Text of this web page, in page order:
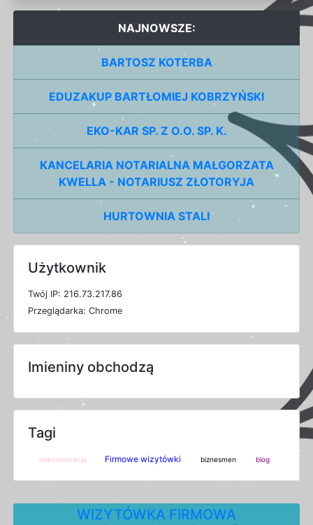
NAJNOWSZE:
BARTOSZ KOTERBA
EDUZAKUP BARTŁOMIEJ KOBRZYŃSKI
EKO-KAR SP. Z O.O. SP. K.
KANCELARIA NOTARIALNA MAŁGORZATA
KWELLA - NOTARIUSZ ZŁOTORYJA
HURTOWNIA STALI
Użytkownik
Twój IP: 216.73.217.86
Przeglądarka: Chrome
Imieniny obchodzą
Tagi
dokumentacja Firmowe wizytówki biznesmen blog
WIZYTÓWKA FIRMOWA